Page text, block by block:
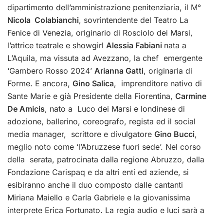
dipartimento dell’amministrazione penitenziaria, il M°
Nicola Colabianchi, sovrintendente del Teatro La
Fenice di Venezia, originario di Rosciolo dei Marsi,
l’attrice teatrale e showgirl Alessia Fabiani nata a
L’Aquila, ma vissuta ad Avezzano, la chef emergente
‘Gambero Rosso 2024’ Arianna Gatti, originaria di
Forme. E ancora, Gino Salica, imprenditore nativo di
Sante Marie e già Presidente della Fiorentina, Carmine
De Amicis, nato a Luco dei Marsi e londinese di
adozione, ballerino, coreografo, regista ed il social
media manager, scrittore e divulgatore Gino Bucci,
meglio noto come ‘l’Abruzzese fuori sede’. Nel corso
della serata, patrocinata dalla regione Abruzzo, dalla
Fondazione Carispaq e da altri enti ed aziende, si
esibiranno anche il duo composto dalle cantanti
Miriana Maiello e Carla Gabriele e la giovanissima
interprete Erica Fortunato. La regia audio e luci sarà a